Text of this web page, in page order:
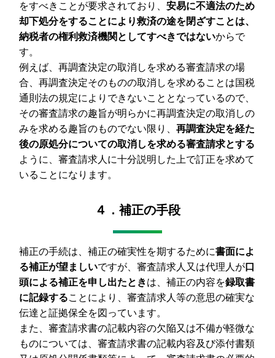
をすべきことが要求されており、安易に不適法のため
却下処分をすることにより救済の途を閉ざすことは、
納税者の権利救済機関としてすべきではないからで
す。
例えば、再調査決定の取消しを求める審査請求の場
合、再調査決定そのものの取消しを求めることは国税
通則法の規定によりできないこととなっているので、
その審査請求の趣旨が明らかに再調査決定の取消しの
みを求める趣旨のものでない限り、再調査決定を経た
後の原処分についての取消しを求める審査請求とする
ように、審査請求人に十分説明した上で訂正を求めて
いることになります。
４．補正の手段
補正の手続は、補正の確実性を期するために書面によ
る補正が望ましいですが、審査請求人又は代理人が口
頭による補正を申し出たときは、補正の内容を録取書
に記録することにより、審査請求人等の意思の確実な
伝達と証拠保全を図っています。
また、審査請求書の記載内容の欠陥又は不備が軽微な
ものについては、審査請求書の記載内容及び添付書類